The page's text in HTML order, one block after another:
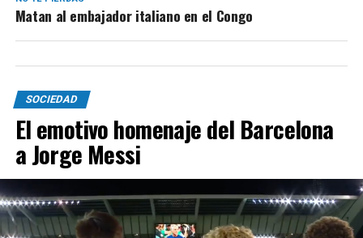
Matan al embajador italiano en el Congo
SOCIEDAD
El emotivo homenaje del Barcelona
a Jorge Messi